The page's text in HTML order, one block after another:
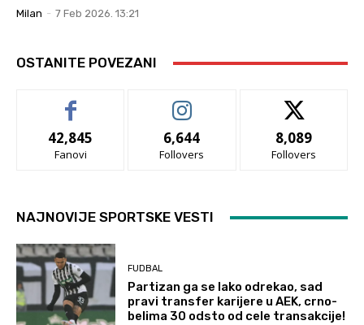
Milan - 7 Feb 2026. 13:21
OSTANITE POVEZANI
42,845
Fanovi
6,644
Follovers
8,089
Follovers
NAJNOVIJE SPORTSKE VESTI
FUDBAL
Partizan ga se lako odrekao, sad
pravi transfer karijere u AEK, crno-
belima 30 odsto od cele transakcije!